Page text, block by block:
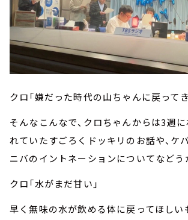
クロ「嫌だった時代の山ちゃんに戻って
そんなこんなで、クロちゃんからは3週
れていたすごろくドッキリのお話や、ケ
ニバのイントネーションについてなどう
クロ「水がまだ甘い」
早く無味の水が飲める体に戻ってほしい